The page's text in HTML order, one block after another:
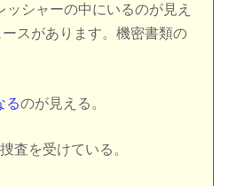
シャーの中にいるのが見え
スがあります。機密書類の
るのが見える。
査を受けている。